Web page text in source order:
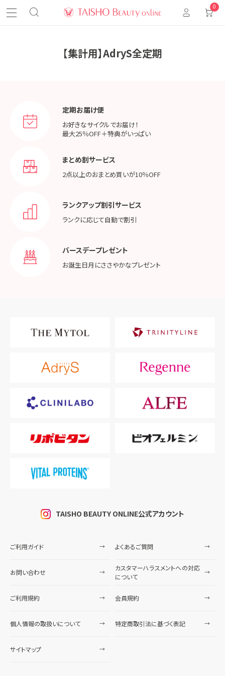
0
【集計用】AdryS全定期
定期お届け便
お好きなサイクルでお届け！
最大25％OFF＋特典がいっぱい
まとめ割サービス
2点以上のおまとめ買いが10％OFF
ランクアップ割引サービス
ランクに応じて自動で割引
バースデープレゼント
お誕生日月にささやかなプレゼント
TAISHO BEAUTY ONLINE公式アカウント
ご利用ガイド よくあるご質問
お問い合わせ
カスタマーハラスメントへの対応
について
ご利用規約 会員規約
個人情報の取扱いについて 特定商取引法に基づく表記
サイトマップ